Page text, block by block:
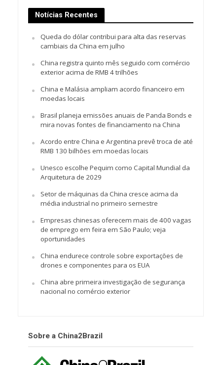
Notícias Recentes
Queda do dólar contribui para alta das reservas
cambiais da China em julho
China registra quinto mês seguido com comércio
exterior acima de RMB 4 trilhões
China e Malásia ampliam acordo financeiro em
moedas locais
Brasil planeja emissões anuais de Panda Bonds e
mira novas fontes de financiamento na China
Acordo entre China e Argentina prevê troca de até
RMB 130 bilhões em moedas locais
Unesco escolhe Pequim como Capital Mundial da
Arquitetura de 2029
Setor de máquinas da China cresce acima da
média industrial no primeiro semestre
Empresas chinesas oferecem mais de 400 vagas
de emprego em feira em São Paulo; veja
oportunidades
China endurece controle sobre exportações de
drones e componentes para os EUA
China abre primeira investigação de segurança
nacional no comércio exterior
Sobre a China2Brazil